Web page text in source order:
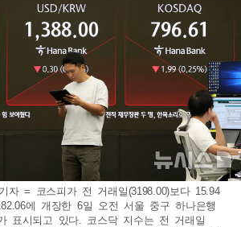
자 = 코스피가 전 거래일(3198.00)보다 15.94
에 개장한 6일 오전 서울 중구 하나은행
표시되고 있다. 코스닥 지수는 전 거래일